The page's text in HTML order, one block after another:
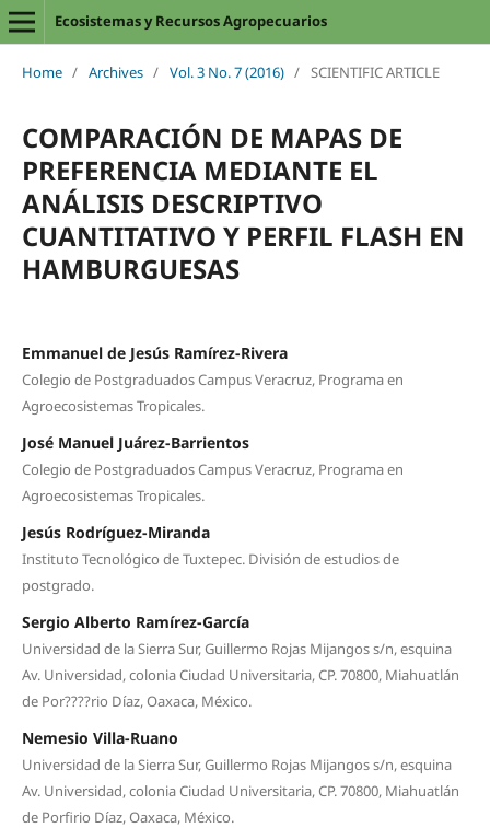
Ecosistemas y Recursos Agropecuarios
Home / Archives / Vol. 3 No. 7 (2016) / SCIENTIFIC ARTICLE
COMPARACIÓN DE MAPAS DE
PREFERENCIA MEDIANTE EL
ANÁLISIS DESCRIPTIVO
CUANTITATIVO Y PERFIL FLASH EN
HAMBURGUESAS
Emmanuel de Jesús Ramírez-Rivera
Colegio de Postgraduados Campus Veracruz, Programa en
Agroecosistemas Tropicales.
José Manuel Juárez-Barrientos
Colegio de Postgraduados Campus Veracruz, Programa en
Agroecosistemas Tropicales.
Jesús Rodríguez-Miranda
Instituto Tecnológico de Tuxtepec. División de estudios de
postgrado.
Sergio Alberto Ramírez-García
Universidad de la Sierra Sur, Guillermo Rojas Mijangos s/n, esquina
Av. Universidad, colonia Ciudad Universitaria, CP. 70800, Miahuatlán
de Por????rio Díaz, Oaxaca, México.
Nemesio Villa-Ruano
Universidad de la Sierra Sur, Guillermo Rojas Mijangos s/n, esquina
Av. Universidad, colonia Ciudad Universitaria, CP. 70800, Miahuatlán
de Porfirio Díaz, Oaxaca, México.